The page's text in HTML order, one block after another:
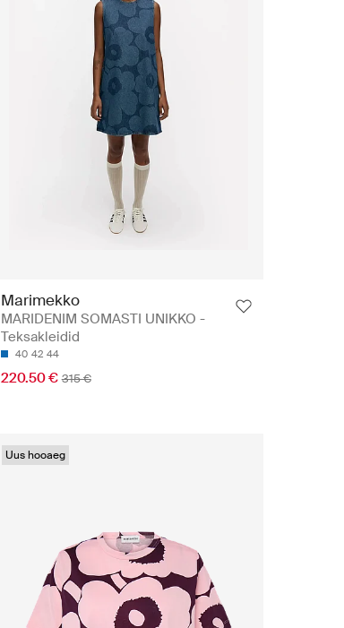
Marimekko
MARIDENIM SOMASTI UNIKKO -
Teksakleidid
40 42 44
220.50 € 315 €
Uus hooaeg